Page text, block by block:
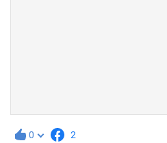
0 2